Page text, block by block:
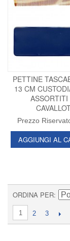
PETTINE
13 CM
ASSORTITI
Prezzo
AGGIUNGI AL
ORDINA PER
1 2 3